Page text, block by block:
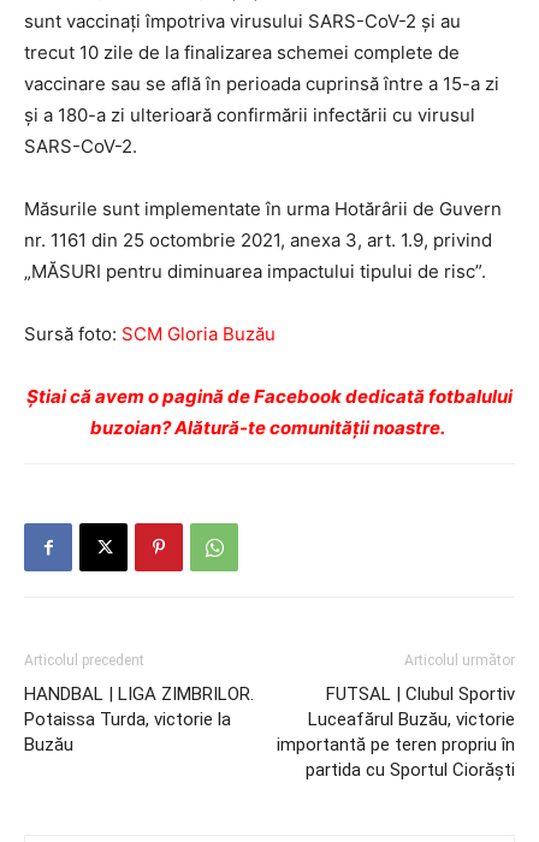
sunt vaccinați împotriva virusului SARS-CoV-2 și au
trecut 10 zile de la finalizarea schemei complete de
vaccinare sau se află în perioada cuprinsă între a 15-a zi
și a 180-a zi ulterioară confirmării infectării cu virusul
SARS-CoV-2.
Măsurile sunt implementate în urma Hotărârii de Guvern
nr. 1161 din 25 octombrie 2021, anexa 3, art. 1.9, privind
„MĂSURI pentru diminuarea impactului tipului de risc”.
Sursă foto: SCM Gloria Buzău
Ştiai că avem o pagină de Facebook dedicată fotbalului
buzoian? Alătură-te comunității noastre.
Articolul precedent
HANDBAL | LIGA ZIMBRILOR.
Potaissa Turda, victorie la
Buzău
Articolul următor
FUTSAL | Clubul Sportiv
Luceafărul Buzău, victorie
importantă pe teren propriu în
partida cu Sportul Ciorăști